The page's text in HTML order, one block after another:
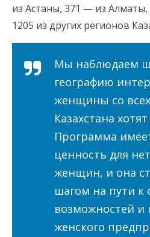
из Астаны, 371 — из
1205 из других регионов
Мы наблюдаем
географию
женщины со
Казахстана
Программа
ценность для
женщин, и она
шагом на пути
возможностей и
женского